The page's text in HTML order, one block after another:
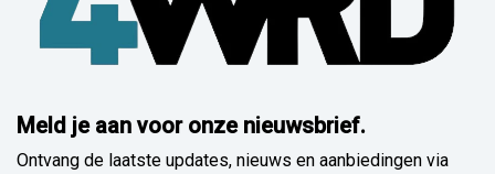
Meld je aan voor onze nieuwsbrief.
Ontvang de laatste updates, nieuws en aanbiedingen via